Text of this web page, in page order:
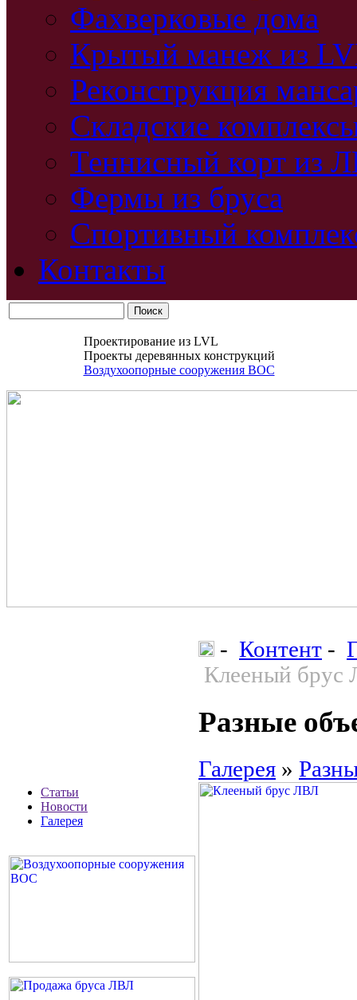
Фахверковые дома
Крытый манеж из
Реконструкция
Складские
Теннисный корт из
Фермы из бруса
Спортивный
Контакты
Проектирование из LVL
Проекты деревянных конструкций
Воздухоопорные сооружения ВОС
Статьи
Новости
Галерея
- Контент -
Клееный брус
Разные
Галерея »